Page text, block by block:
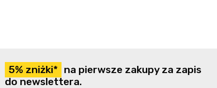
5% zniżki* na pierwsze zakupy za zapis
do newslettera.